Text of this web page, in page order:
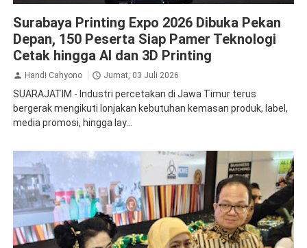
Surabaya Printing Expo 2026 Dibuka Pekan
Depan, 150 Peserta Siap Pamer Teknologi
Cetak hingga AI dan 3D Printing
Handi Cahyono Jumat, 03 Juli 2026
SUARAJATIM - Industri percetakan di Jawa Timur terus
bergerak mengikuti lonjakan kebutuhan kemasan produk, label,
media promosi, hingga lay...